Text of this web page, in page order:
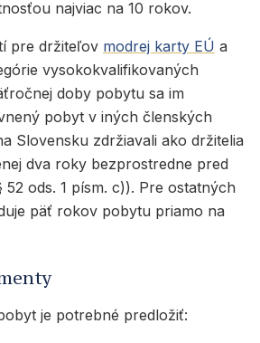
najviac na 10 rokov.
pre držiteľov modrej karty EÚ a
vysokokvalifikovaných
doby pobytu sa im
pobyt v iných členských
Slovensku zdržiavali ako držitelia
dva roky bezprostredne pred
52 ods. 1 písm. c)). Pre ostatných
päť rokov pobytu priamo na
je potrebné predložiť: